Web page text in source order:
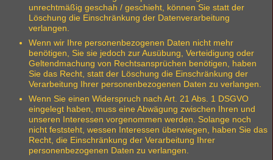
unrechtmäßig geschah / geschieht, können Sie statt der
Löschung die Einschränkung der Datenverarbeitung
verlangen.
Wenn wir Ihre personenbezogenen Daten nicht mehr
benötigen, Sie sie jedoch zur Ausübung, Verteidigung oder
Geltendmachung von Rechtsansprüchen benötigen, haben
Sie das Recht, statt der Löschung die Einschränkung der
Verarbeitung Ihrer personenbezogenen Daten zu verlangen.
Wenn Sie einen Widerspruch nach Art. 21 Abs. 1 DSGVO
eingelegt haben, muss eine Abwägung zwischen Ihren und
unseren Interessen vorgenommen werden. Solange noch
nicht feststeht, wessen Interessen überwiegen, haben Sie das
Recht, die Einschränkung der Verarbeitung Ihrer
personenbezogenen Daten zu verlangen.